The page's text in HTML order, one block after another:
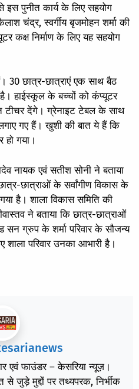
इस पुनीत कार्य के लिए सहयोग
चंद्र, स्वर्गीय बृजमोहन शर्मा की
कक्ष निर्माण के लिए यह सहयोग
30 छात्र-छात्राएं एक साथ बैठ
हाईस्कूल के बच्चों को कंप्यूटर
टीचर देंगे। ग्रेनाइट टेबल के साथ
गए हैं। खुशी की बात ये हैं कि
हो गया।
नायक एवं सतीश सोनी ने बताया
छात्राओं के सर्वांगीण विकास के
है। शाला विकास समिति की
ने बताया कि छात्र-छात्राओं
सन ग्रुप के शर्मा परिवार के सौजन्य
परिवार उनका आभारी है।
एवं फाउंडर – केसरिया न्यूज़।
जुड़े मुद्दों पर तथ्यपरक, निर्भीक